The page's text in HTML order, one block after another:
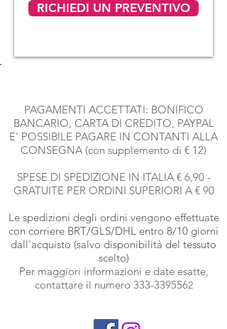
RICHIEDI UN PREVENTIVO
PAGAMENTI ACCETTATI: BONIFICO
BANCARIO, CARTA DI CREDITO, PAYPAL
E' POSSIBILE PAGARE IN CONTANTI ALLA
CONSEGNA (con supplemento di € 12)
SPESE DI SPEDIZIONE IN ITALIA € 6,90 -
GRATUITE PER ORDINI SUPERIORI A € 90
Le spedizioni degli ordini vengono effettuate
con corriere BRT/GLS/DHL entro 8/10 giorni
dall'acquisto (salvo disponibilità del tessuto
scelto)
Per maggiori informazioni e date esatte,
contattare il numero 333-3395562